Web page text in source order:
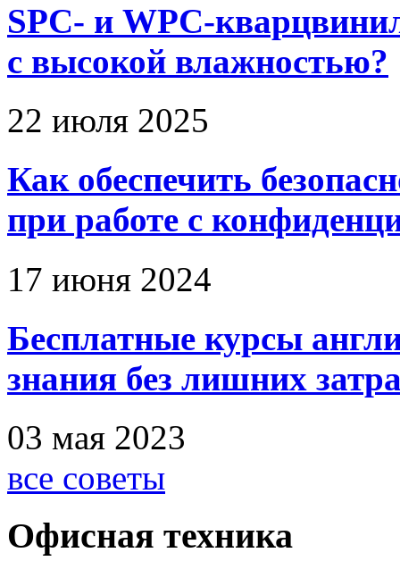
SPC- и WPC-
с высокой влажностью?
22 июля 2025
Как обеспечить
при работе с
17 июня 2024
Бесплатные курсы
знания без лишних
03 мая 2023
все советы
Офисная техника